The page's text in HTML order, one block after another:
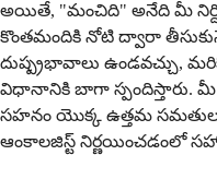
అయితే, "మంచిది" అనేది మీ
కొంతమందికి నోటి ద్వారా తీసుకునే
దుష్ప్రభావాలు ఉండవచ్చు,
విధానానికి బాగా స్పందిస్తారు.
సహనం యొక్క ఉత్తమ
ఆంకాలజిస్ట్ నిర్ణయించడంలో